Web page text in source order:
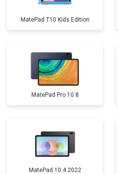
MatePad T10 Kids Edition
MatePad Pro 10.8
MatePad 10.4 2022